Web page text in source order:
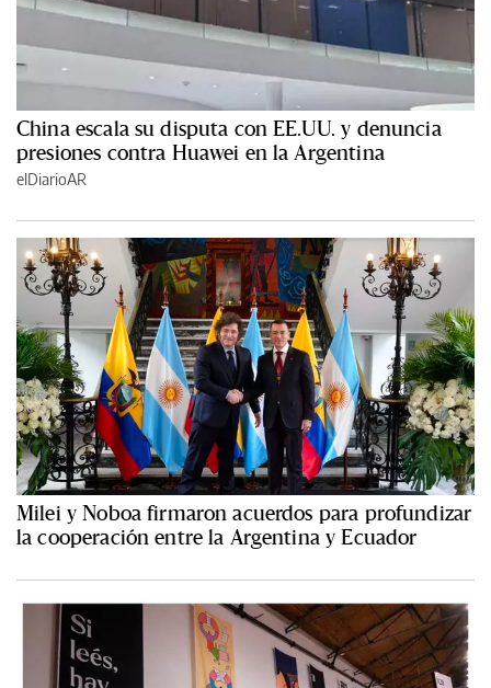
China escala su disputa con EE.UU. y denuncia
presiones contra Huawei en la Argentina
elDiarioAR
Milei y Noboa firmaron acuerdos para profundizar
la cooperación entre la Argentina y Ecuador